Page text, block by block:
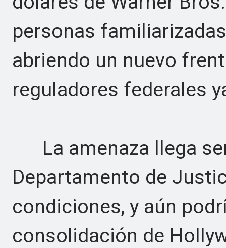
personas
abriendo un nuevo
reguladores federales
La amenaza llega
Departamento de
condiciones, y aún
consolidación de